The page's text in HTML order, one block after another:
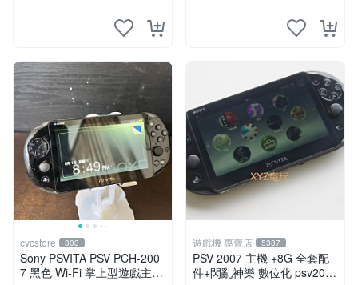
cycstore 303
Sony PSVITA PSV PCH-200
7 黑色 Wi-Fi 掌上型遊戲主機
遊戲機 專賣店 5387
PSV 2007 主機 +8G 全套配
件+閃亂神樂 數位化 psv2007